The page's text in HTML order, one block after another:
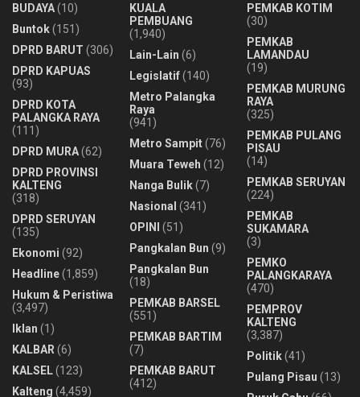
BUDAYA(10)
Buntok(151)
DPRD BARUT (306)
DPRD KAPUAS
(93)
DPRD KOTA
PALANGKA RAYA
(111)
DPRD MURA(62)
DPRD PROVINSI
KALTENG
(318)
DPRD SERUYAN
(135)
Ekonomi (92)
Headline(1,859)
Hukum & Peristiwa
(3,497)
Iklan (1)
KALBAR (6)
KALSEL(123)
Kalteng (4,459)
KUALA
PEMBUANG
(1,940)
Lain-Lain (6)
Legislatif(140)
Metro Palangka
Raya
(941)
Metro Sampit(76)
Muara Teweh (12)
Nanga Bulik(7)
Nasional (341)
OPINI
(51)
Pangkalan Bun (9)
Pangkalan Bun
(18)
PEMKAB BARSEL
(551)
PEMKAB BARTIM
(7)
PEMKAB BARUT
(412)
PEMKAB KOTIM
(30)
PEMKAB
LAMANDAU
(19)
PEMKAB MURUNG
RAYA
(325)
PEMKAB PULANG
PISAU
(14)
PEMKAB SERUYAN
(224)
PEMKAB
SUKAMARA
(3)
PEMKO
PALANGKARAYA
(470)
PEMPROV
KALTENG
(3,387)
Politik(41)
Pulang Pisau (13)